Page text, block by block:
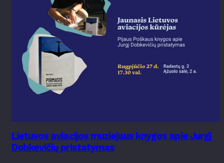
Lietuvos aviacijos muziejaus knygos apie Jurgį
Dobkevičių pristatymas